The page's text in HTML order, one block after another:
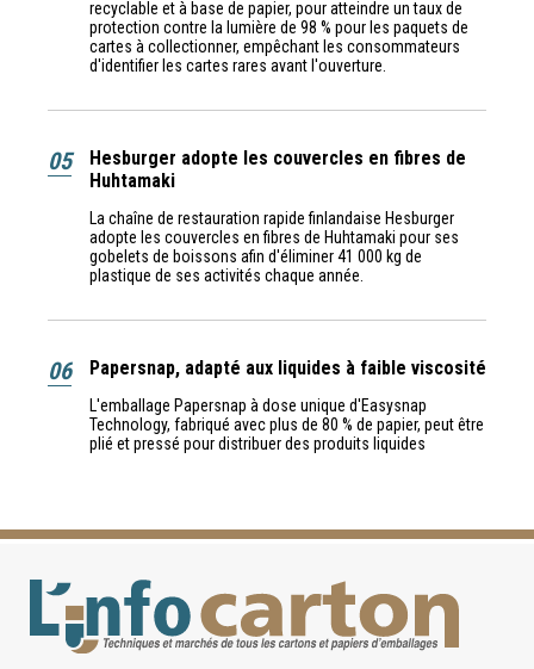
recyclable et à base de papier, pour atteindre un taux de
protection contre la lumière de 98 % pour les paquets de
cartes à collectionner, empêchant les consommateurs
d'identifier les cartes rares avant l'ouverture.
05
Hesburger adopte les couvercles en fibres de
Huhtamaki
La chaîne de restauration rapide finlandaise Hesburger
adopte les couvercles en fibres de Huhtamaki pour ses
gobelets de boissons afin d'éliminer 41 000 kg de
plastique de ses activités chaque année.
06 Papersnap, adapté aux liquides à faible viscosité
L'emballage Papersnap à dose unique d'Easysnap
Technology, fabriqué avec plus de 80 % de papier, peut être
plié et pressé pour distribuer des produits liquides